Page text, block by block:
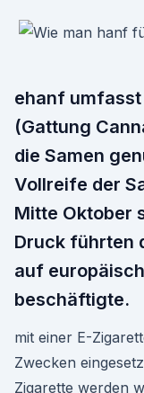
ehanf umfasst
(Gattung
die Samen
Vollreife der
Mitte Oktober
Druck führten
auf
beschäftigte.
mit einer E-
Zwecken
Zigarette werden